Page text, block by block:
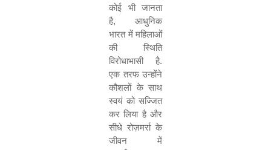
कोई भी जानता
है, आधुनिक
भारत में महिलाओं
की स्थिति
विरोधाभासी है.
एक तरफ उन्होंने
कौशलों के साथ
स्वयं को सज्जित
कर लिया है और
सीधे रोज़मर्रा के
जीवन में